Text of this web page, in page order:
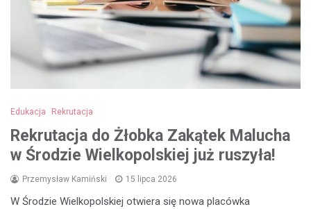
Edukacja Rekrutacja
Rekrutacja do Żłobka Zakątek Malucha
w Środzie Wielkopolskiej już ruszyła!
Przemysław Kamiński 15 lipca 2026
W Środzie Wielkopolskiej otwiera się nowa placówka